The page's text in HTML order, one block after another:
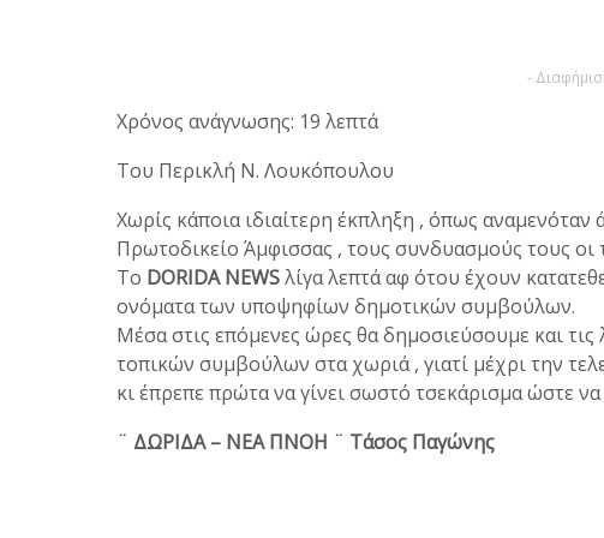
-
Χρόνος ανάγνωσης: 19 λεπτά
Του Περικλή Ν. Λουκόπουλου
Χωρίς κάποια ιδιαίτερη έκπληξη , όπως
Πρωτοδικείο Άμφισσας , τους συνδυασμούς τους
Το DORIDA NEWSλίγα λεπτά αφ ότου έχουν
ονόματα των υποψηφίων δημοτικών συμβούλων.
Μέσα στις επόμενες ώρες θα δημοσιεύσουμε και
τοπικών συμβούλων στα χωριά , γιατί μέχρι την
κι έπρεπε πρώτα να γίνει σωστό τσεκάρισμα ώστε
¨ ΔΩΡΙΔΑ – ΝΕΑ ΠΝΟΗ ¨ Τάσος Παγώνης